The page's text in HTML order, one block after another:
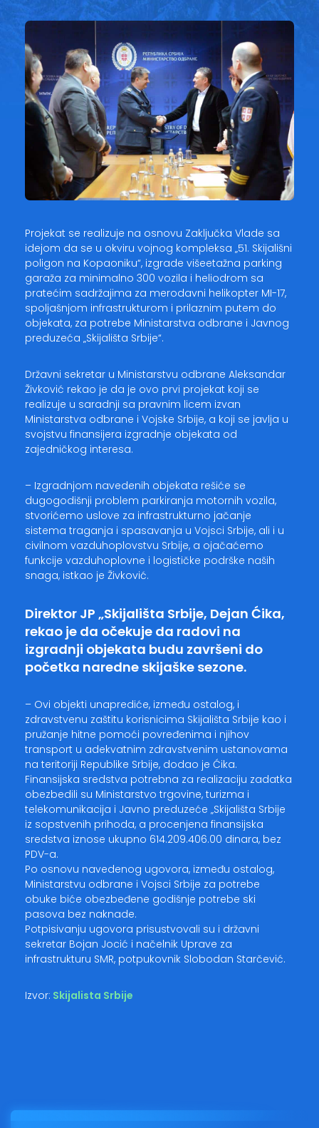
Projekat se realizuje na osnovu Zaključka Vlade sa
idejom da se u okviru vojnog kompleksa „51. Skijališni
poligon na Kopaoniku“, izgrade višeetažna parking
garaža za minimalno 300 vozila i heliodrom sa
pratećim sadržajima za merodavni helikopter MI-17,
spoljašnjom infrastrukturom i prilaznim putem do
objekata, za potrebe Ministarstva odbrane i Javnog
preduzeća „Skijališta Srbije“.
Državni sekretar u Ministarstvu odbrane Aleksandar
Živković rekao je da je ovo prvi projekat koji se
realizuje u saradnji sa pravnim licem izvan
Ministarstva odbrane i Vojske Srbije, a koji se javlja u
svojstvu finansijera izgradnje objekata od
zajedničkog interesa.
– Izgradnjom navedenih objekata rešiće se
dugogodišnji problem parkiranja motornih vozila,
stvorićemo uslove za infrastrukturno jačanje
sistema traganja i spasavanja u Vojsci Srbije, ali i u
civilnom vazduhoplovstvu Srbije, a ojačaćemo
funkcije vazduhoplovne i logističke podrške naših
snaga, istkao je Živković.
Direktor JP „Skijališta Srbije, Dejan Ćika,
rekao je da očekuje da radovi na
izgradnji objekata budu završeni do
početka naredne skijaške sezone.
– Ovi objekti unaprediće, između ostalog, i
zdravstvenu zaštitu korisnicima Skijališta Srbije kao i
pružanje hitne pomoći povređenima i njihov
transport u adekvatnim zdravstvenim ustanovama
na teritoriji Republike Srbije, dodao je Ćika.
Finansijska sredstva potrebna za realizaciju zadatka
obezbedili su Ministarstvo trgovine, turizma i
telekomunikacija i Javno preduzeće „Skijališta Srbije
iz sopstvenih prihoda, a procenjena finansijska
sredstva iznose ukupno 614.209.406.00 dinara, bez
PDV-a.
Po osnovu navedenog ugovora, između ostalog,
Ministarstvu odbrane i Vojsci Srbije za potrebe
obuke biće obezbeđene godišnje potrebe ski
pasova bez naknade.
Potpisivanju ugovora prisustvovali su i državni
sekretar Bojan Jocić i načelnik Uprave za
infrastrukturu SMR, potpukovnik Slobodan Starčević.
Izvor: Skijalista Srbije